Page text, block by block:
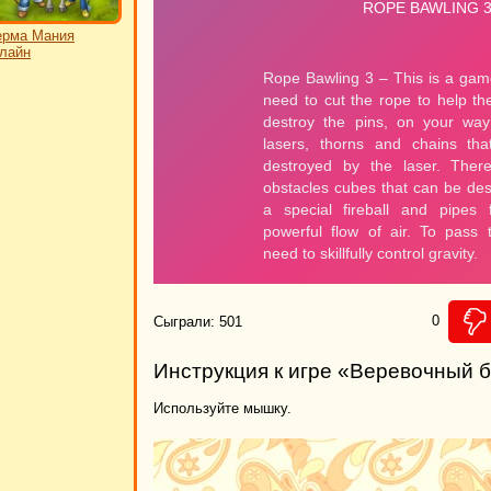
Мания
Сыграли: 501 0
Инструкция к игре «Веревочный
Используйте мышку.